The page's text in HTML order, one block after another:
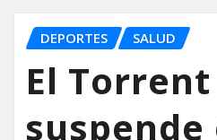
DEPORTES SALUD
El Torrent
suspende